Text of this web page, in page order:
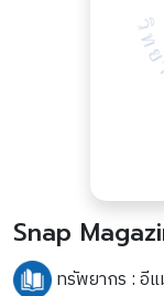
Snap
ทรัพยากร :อี